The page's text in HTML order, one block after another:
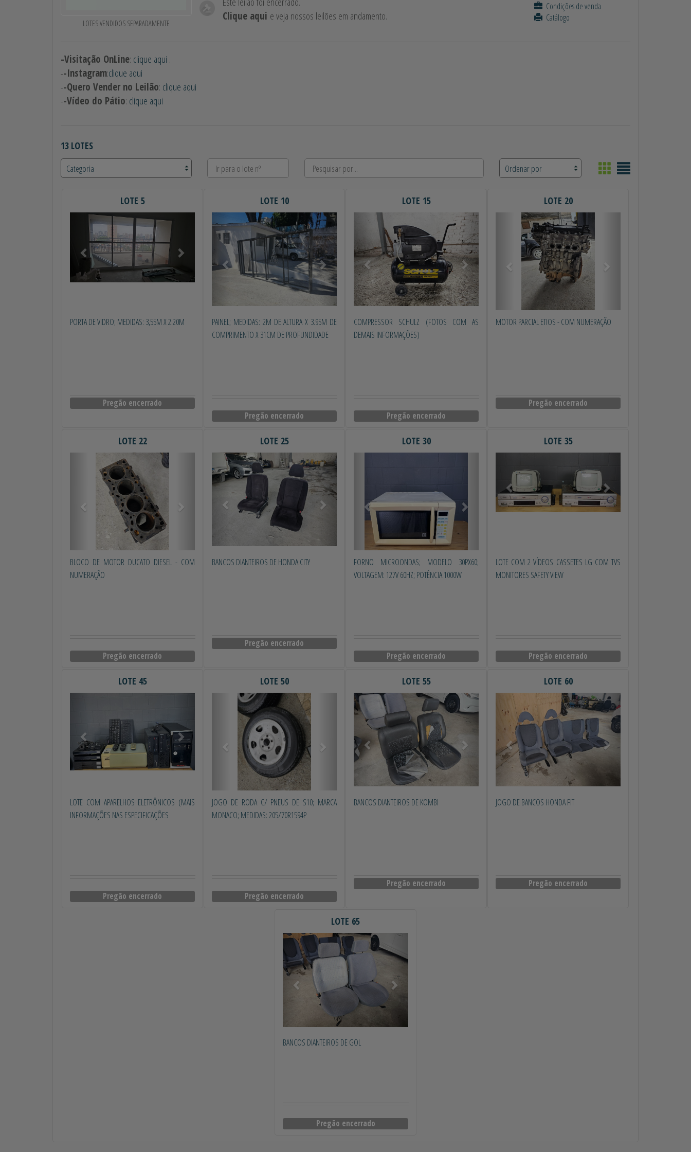
LOTES VENDIDOS SEPARADAMENTE
Clique aqui e veja nossos leilões em andamento.
Condições de venda
Catálogo
-Visitação OnLine: clique aqui .
--Instagram:clique aqui
--Quero Vender no Leilão: clique aqui
--Vídeo do Pátio: clique aqui
13 LOTES
LOTE 5
Anterior
PORTA DE VIDRO; MEDIDAS: 3,55M X 2.20M
Pregão encerrado
LOTE 10
Anterior Próximo
PAINEL; MEDIDAS: 2M DE ALTURA X 3.95M DE
COMPRIMENTO X 31CM DE PROFUNDIDADE
Pregão encerrado
LOTE 15
Anterior Próximo
COMPRESSOR SCHULZ (FOTOS COM AS
DEMAIS INFORMAÇÕES)
Pregão encerrado
LOTE 20
Anterior
MOTOR PARCIAL ETIOS - COM NUMERAÇÃO
Pregão encerrado
LOTE 22
BLOCO DE MOTOR DUCATO DIESEL - COM
NUMERAÇÃO
Pregão encerrado
LOTE 25
Anterior Próximo
BANCOS DIANTEIROS DE HONDA CITY
Pregão encerrado
LOTE 30
FORNO MICROONDAS; MODELO 30PX60;
VOLTAGEM: 127V 60HZ; POTÊNCIA 1000W
Pregão encerrado
LOTE 35
LOTE COM 2 VÍDEOS CASSETES LG COM TVS
MONITORES SAFETY VIEW
Pregão encerrado
LOTE 45
LOTE COM APARELHOS ELETRÔNICOS (MAIS
INFORMAÇÕES NAS ESPECIFICAÇÕES
Pregão encerrado
LOTE 50
Anterior Próximo
JOGO DE RODA C/ PNEUS DE S10; MARCA
MONACO; MEDIDAS: 205/70R1594P
Pregão encerrado
LOTE 55
Anterior Próximo
BANCOS DIANTEIROS DE KOMBI
Pregão encerrado
LOTE 60
Anterior Próximo
JOGO DE BANCOS HONDA FIT
Pregão encerrado
LOTE 65
Anterior Próximo
BANCOS DIANTEIROS DE GOL
Pregão encerrado